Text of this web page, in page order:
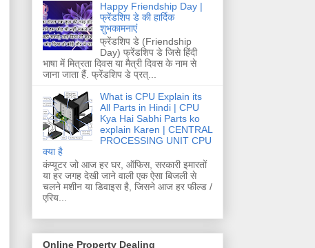
Happy Friendship Day |
फ्रेंडशिप डे की हार्दिक
शुभकामनाएं
फ्रेंडशिप डे (Friendship
Day) फ्रेंडशिप डे जिसे हिंदी
भाषा में मित्रता दिवस या मैत्री दिवस के नाम से
जाना जाता हैं. फ्रेंडशिप डे प्रत्...
What is CPU Explain its
All Parts in Hindi | CPU
Kya Hai Sabhi Parts ko
explain Karen | CENTRAL
PROCESSING UNIT CPU
क्या है
कंप्यूटर जो आज हर घर, ऑफिस, सरकारी इमारतों
या हर जगह देखी जाने वाली एक ऐसा बिजली से
चलने मशीन या डिवाइस है, जिसने आज हर फील्ड /
एरिय...
Online Property Dealing